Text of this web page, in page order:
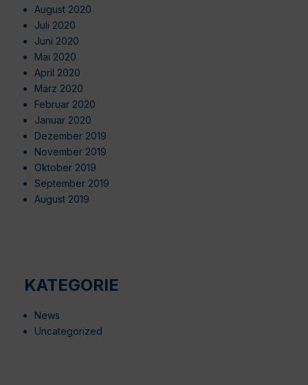
August 2020
Juli 2020
Juni 2020
Mai 2020
April 2020
März 2020
Februar 2020
Januar 2020
Dezember 2019
November 2019
Oktober 2019
September 2019
August 2019
KATEGORIE
News
Uncategorized